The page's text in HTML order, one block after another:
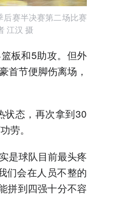
赛半决赛第二场比赛
江汉 摄
板和5助攻。但外
首节便脚伤离场，
状态，再次拿到30
劳。
是球队目前最头疼
们会在人员不整的
拼到四强十分不容